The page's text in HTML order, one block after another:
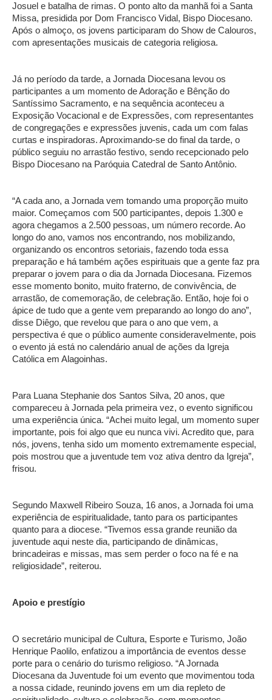
Josuel e batalha de rimas. O ponto alto da manhã foi a Santa
Missa, presidida por Dom Francisco Vidal, Bispo Diocesano.
Após o almoço, os jovens participaram do Show de Calouros,
com apresentações musicais de categoria religiosa.
Já no período da tarde, a Jornada Diocesana levou os
participantes a um momento de Adoração e Bênção do
Santíssimo Sacramento, e na sequência aconteceu a
Exposição Vocacional e de Expressões, com representantes
de congregações e expressões juvenis, cada um com falas
curtas e inspiradoras. Aproximando-se do final da tarde, o
público seguiu no arrastão festivo, sendo recepcionado pelo
Bispo Diocesano na Paróquia Catedral de Santo Antônio.
“A cada ano, a Jornada vem tomando uma proporção muito
maior. Começamos com 500 participantes, depois 1.300 e
agora chegamos a 2.500 pessoas, um número recorde. Ao
longo do ano, vamos nos encontrando, nos mobilizando,
organizando os encontros setoriais, fazendo toda essa
preparação e há também ações espirituais que a gente faz pra
preparar o jovem para o dia da Jornada Diocesana. Fizemos
esse momento bonito, muito fraterno, de convivência, de
arrastão, de comemoração, de celebração. Então, hoje foi o
ápice de tudo que a gente vem preparando ao longo do ano”,
disse Diêgo, que revelou que para o ano que vem, a
perspectiva é que o público aumente consideravelmente, pois
o evento já está no calendário anual de ações da Igreja
Católica em Alagoinhas.
Para Luana Stephanie dos Santos Silva, 20 anos, que
compareceu à Jornada pela primeira vez, o evento significou
uma experiência única. “Achei muito legal, um momento super
importante, pois foi algo que eu nunca vivi. Acredito que, para
nós, jovens, tenha sido um momento extremamente especial,
pois mostrou que a juventude tem voz ativa dentro da Igreja”,
frisou.
Segundo Maxwell Ribeiro Souza, 16 anos, a Jornada foi uma
experiência de espiritualidade, tanto para os participantes
quanto para a diocese. “Tivemos essa grande reunião da
juventude aqui neste dia, participando de dinâmicas,
brincadeiras e missas, mas sem perder o foco na fé e na
religiosidade”, reiterou.
Apoio e prestígio
O secretário municipal de Cultura, Esporte e Turismo, João
Henrique Paolilo, enfatizou a importância de eventos desse
porte para o cenário do turismo religioso. “A Jornada
Diocesana da Juventude foi um evento que movimentou toda
a nossa cidade, reunindo jovens em um dia repleto de